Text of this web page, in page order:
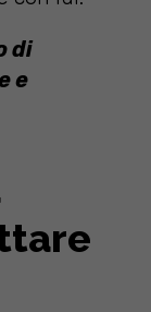
di
e